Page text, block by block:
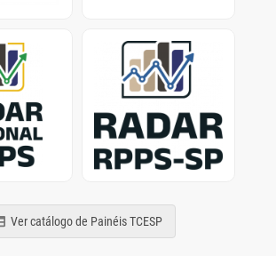
dos
dos RPPS
dos
dos RPPS
e estados
Radar dos investimentos
dos RPPS-SP
Painel de investimentos
dos Regimes Próprios de
Previdência Social
paulistas
Ver catálogo de Painéis TCESP